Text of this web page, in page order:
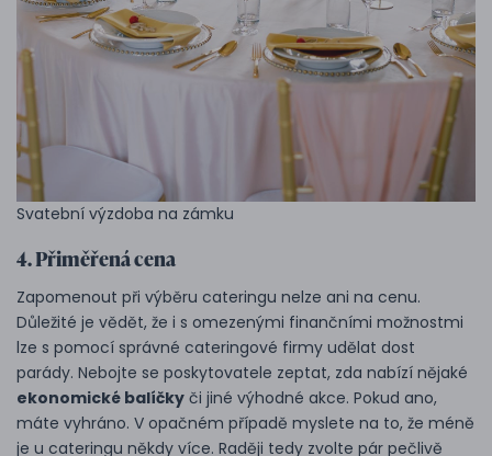
Svatební výzdoba na zámku
4. Přiměřená cena
Zapomenout při výběru cateringu nelze ani na cenu.
Důležité je vědět, že i s omezenými finančními možnostmi
lze s pomocí správné cateringové firmy udělat dost
parády. Nebojte se poskytovatele zeptat, zda nabízí nějaké
ekonomické balíčky či jiné výhodné akce. Pokud ano,
máte vyhráno. V opačném případě myslete na to, že méně
je u cateringu někdy více. Raději tedy zvolte pár pečlivě